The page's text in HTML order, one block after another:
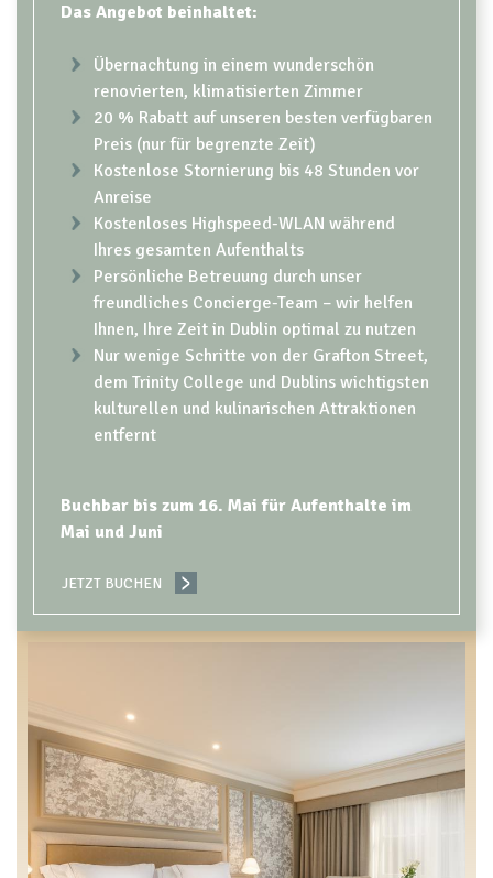
Das Angebot beinhaltet:
Übernachtung in einem wunderschön
renovierten, klimatisierten Zimmer
20 % Rabatt auf unseren besten verfügbaren
Preis (nur für begrenzte Zeit)
Kostenlose Stornierung bis 48 Stunden vor
Anreise
Kostenloses Highspeed-WLAN während
Ihres gesamten Aufenthalts
Persönliche Betreuung durch unser
freundliches Concierge-Team – wir helfen
Ihnen, Ihre Zeit in Dublin optimal zu nutzen
Nur wenige Schritte von der Grafton Street,
dem Trinity College und Dublins wichtigsten
kulturellen und kulinarischen Attraktionen
entfernt
Buchbar bis zum 16. Mai für Aufenthalte im
Mai und Juni
JETZT BUCHEN